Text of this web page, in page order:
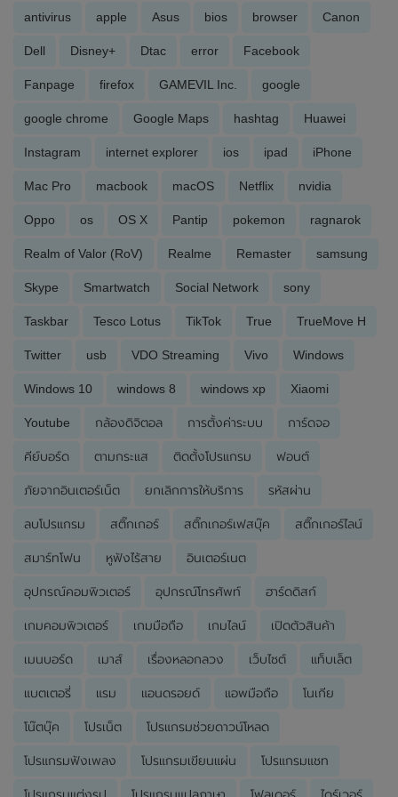
antivirus apple Asus bios browser Canon
Dell Disney+ Dtac error Facebook
Fanpage firefox GAMEVIL Inc. google
google chrome Google Maps hashtag Huawei
Instagram internet explorer ios ipad iPhone
Mac Pro macbook macOS Netflix nvidia
Oppo os OS X Pantip pokemon ragnarok
Realm of Valor (RoV) Realme Remaster samsung
Skype Smartwatch Social Network sony
Taskbar Tesco Lotus TikTok True TrueMove H
Twitter usb VDO Streaming Vivo Windows
Windows 10 windows 8 windows xp Xiaomi
Youtube กล้องดิจิตอล การตั้งค่าระบบ การ์ดจอ
คีย์บอร์ด ตามกระแส ติดตั้งโปรแกรม ฟอนต์
ภัยจากอินเตอร์เน็ต ยกเลิกการให้บริการ รหัสผ่าน
ลบโปรแกรม สติ๊กเกอร์ สติ๊กเกอร์เฟสบุ๊ค สติ๊กเกอร์ไลน์
สมาร์ทโฟน หูฟังไร้สาย อินเตอร์เนต
อุปกรณ์คอมพิวเตอร์ อุปกรณ์โทรศัพท์ ฮาร์ดดิสก์
เกมคอมพิวเตอร์ เกมมือถือ เกมไลน์ เปิดตัวสินค้า
เมนบอร์ด เมาส์ เรื่องหลอกลวง เว็บไซต์ แท็บเล็ต
แบตเตอรี่ แรม แอนดรอยด์ แอพมือถือ โนเกีย
โน๊ตบุ๊ค โปรเน็ต โปรแกรมช่วยดาวน์โหลด
โปรแกรมฟังเพลง โปรแกรมเขียนแผ่น โปรแกรมแชท